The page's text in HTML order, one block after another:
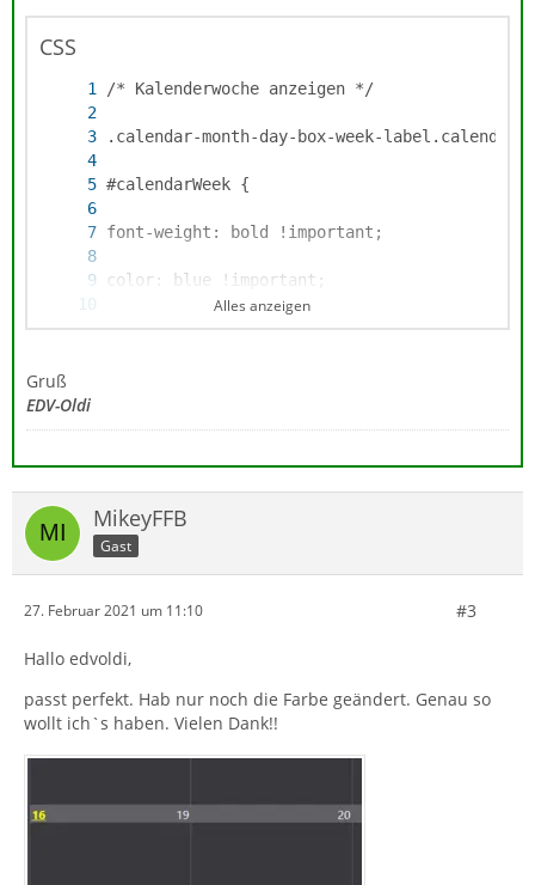
CSS
Alles anzeigen
Gruß
EDV-Oldi
MikeyFFB
Gast
27. Februar 2021 um 11:10 #3
Hallo edvoldi,
passt perfekt. Hab nur noch die Farbe geändert. Genau so
wollt ich`s haben. Vielen Dank!!